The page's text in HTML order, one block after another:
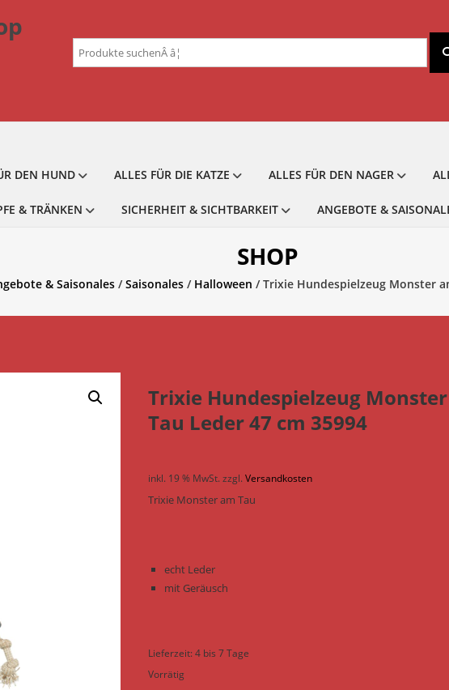
Suchen
nach:
DEN HUND ALLES FÜR DIE KATZE ALLES FÜR DEN NAGER
& TRÄNKEN SICHERHEIT & SICHTBARKEIT ANGEBOTE &
SHOP
& Saisonales/Saisonales/ Halloween / Trixie Hundespielzeug Monster
Trixie Hundespielzeug
Tau Leder 47 cm 35994
inkl. 19 % MwSt. zzgl.Versandkosten
Trixie Monster am Tau
echt Leder
mit Geräusch
Lieferzeit:4 bis 7 Tage
Vorrätig